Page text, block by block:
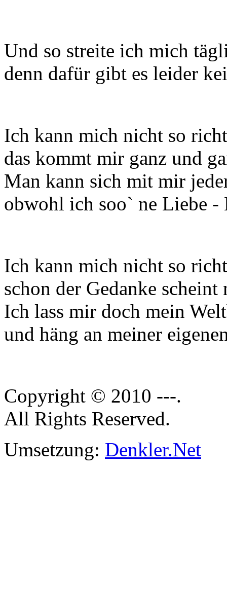
Und so streite ich mich
denn dafür gibt es leider
Ich kann mich nicht so
das kommt mir ganz und
Man kann sich mit mir
obwohl ich soo` ne Liebe -
Ich kann mich nicht so
schon der Gedanke
Ich lass mir doch mein
und häng an meiner
Copyright © 2010 ---.
All Rights Reserved.
Umsetzung: Denkler.Net